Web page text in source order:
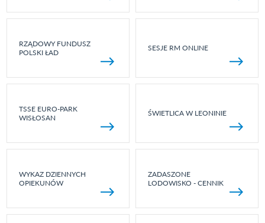
RZĄDOWY FUNDUSZ
POLSKI ŁAD
SESJE RM ONLINE
TSSE EURO-PARK
WISŁOSAN
ŚWIETLICA W LEONINIE
WYKAZ DZIENNYCH
OPIEKUNÓW
ZADASZONE
LODOWISKO - CENNIK